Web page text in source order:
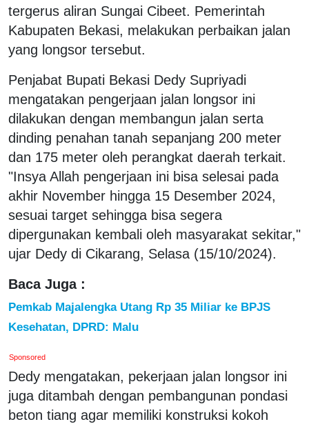
tergerus aliran Sungai Cibeet. Pemerintah
Kabupaten Bekasi, melakukan perbaikan jalan
yang longsor tersebut.
Penjabat Bupati Bekasi Dedy Supriyadi
mengatakan pengerjaan jalan longsor ini
dilakukan dengan membangun jalan serta
dinding penahan tanah sepanjang 200 meter
dan 175 meter oleh perangkat daerah terkait.
"Insya Allah pengerjaan ini bisa selesai pada
akhir November hingga 15 Desember 2024,
sesuai target sehingga bisa segera
dipergunakan kembali oleh masyarakat sekitar,"
ujar Dedy di Cikarang, Selasa (15/10/2024).
Baca Juga :
Pemkab Majalengka Utang Rp 35 Miliar ke BPJS
Kesehatan, DPRD: Malu
Sponsored
Dedy mengatakan, pekerjaan jalan longsor ini
juga ditambah dengan pembangunan pondasi
beton tiang agar memiliki konstruksi kokoh